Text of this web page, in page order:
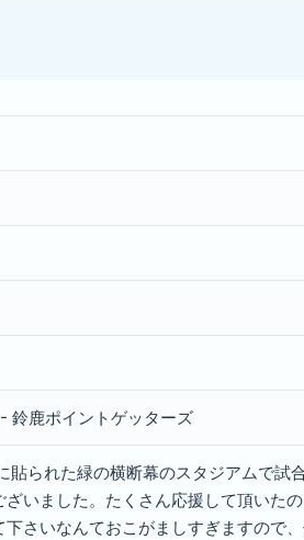
鈴鹿ポイントゲッターズ
られた緑の横断幕のスタジアムで
いました。たくさん応援して頂いた
さいなんておこがましすぎますので